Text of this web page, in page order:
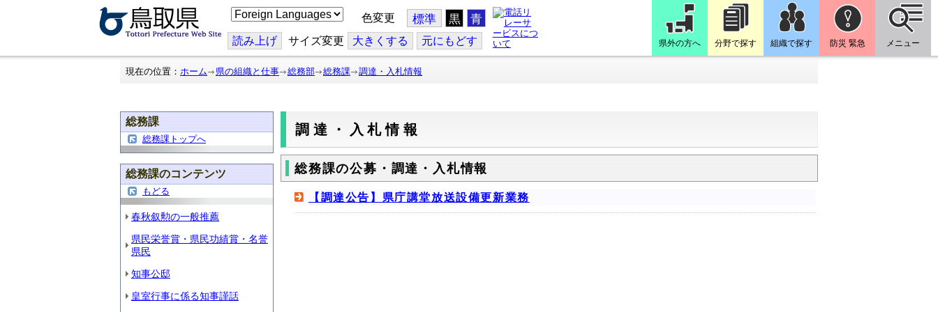
こ
の
ジ
を
翻
色変更 標準 黒 青
読み上げ サイズ変更 大きくする 元にもどす 県外の方へ 分野で探す 組織で探す 防災 緊急 メニュー
現在の位置： ホーム 県の組織と仕事 総務部 総務課 調達・入札情報
総務課
総務課トップへ
総務課のコンテンツ
もどる
春秋叙勲の一般推薦
県民栄誉賞・県民功績賞・名誉
県民
知事公邸
皇室行事に係る知事謹話
調達・入札情報
総務課の公募・調達・入札情報
【調達公告】県庁講堂放送設備更新業務